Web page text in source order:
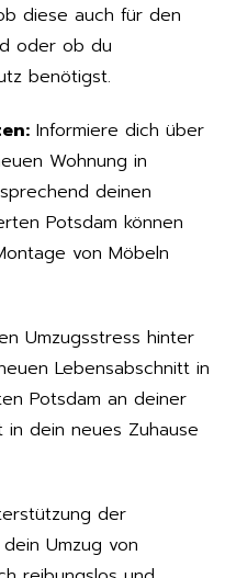
diese auch für den
oder ob du
benötigst.
Informiere dich über
Wohnung in
deinen
Potsdam können
von Möbeln
Umzugsstress hinter
Lebensabschnitt in
Potsdam an deiner
dein neues Zuhause
der
Umzug von